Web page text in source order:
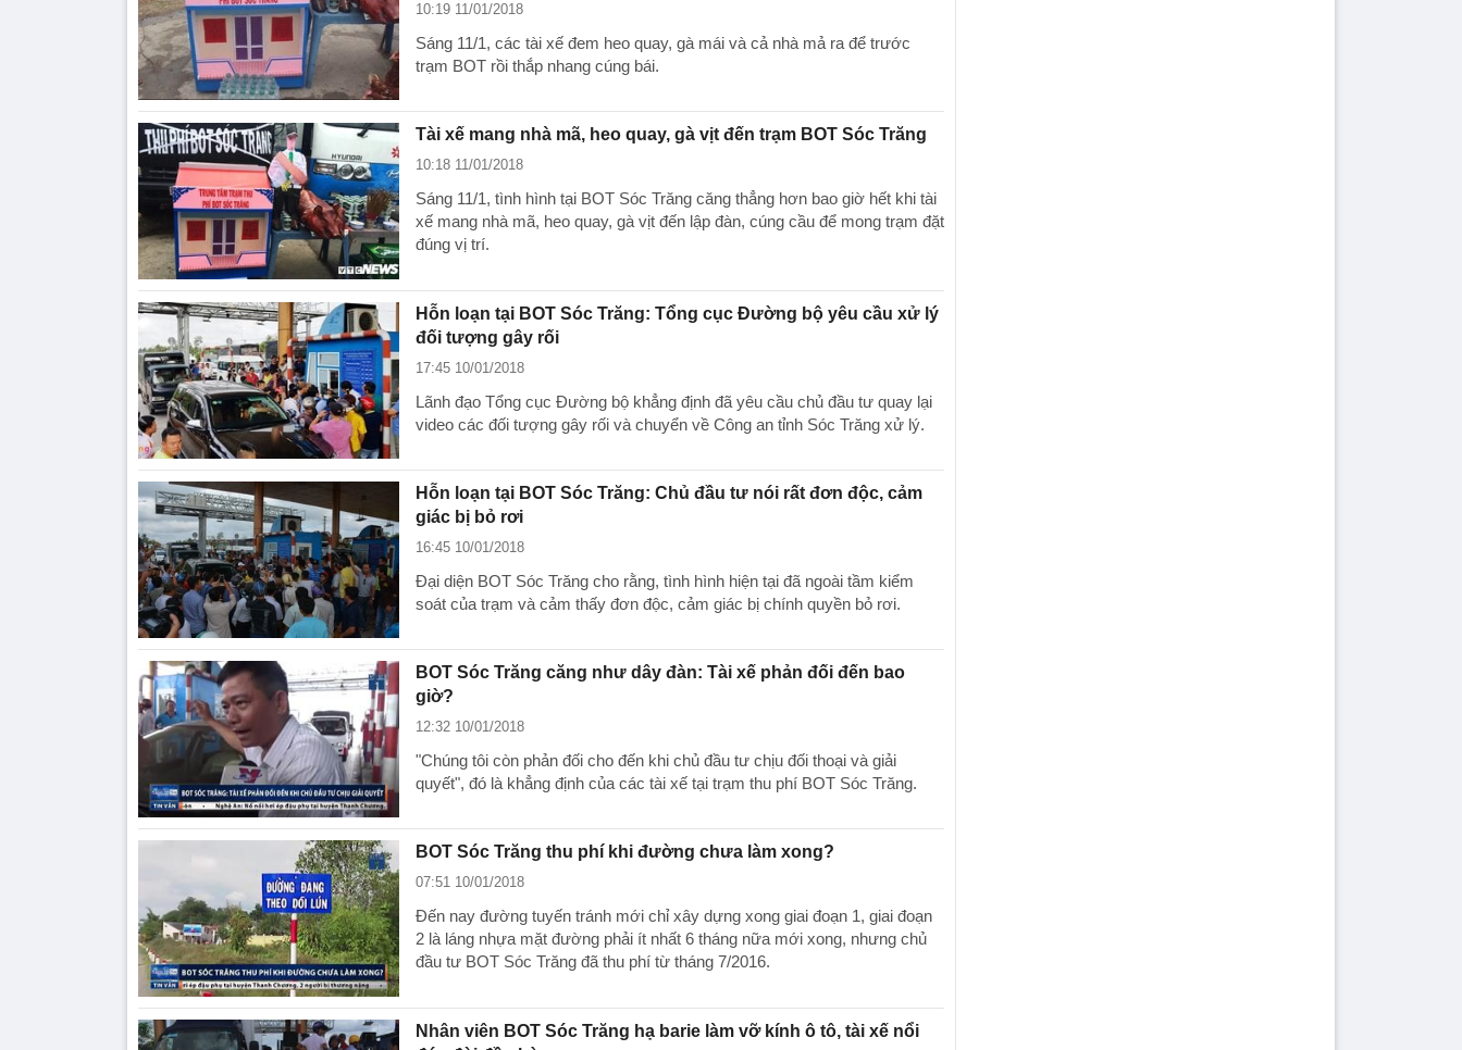
10:19 11/01/2018
Sáng 11/1, các tài xế đem heo quay, gà mái và cả nhà mả ra để trước
trạm BOT rồi thắp nhang cúng bái.
Tài xế mang nhà mã, heo quay, gà vịt đến trạm BOT Sóc Trăng
10:18 11/01/2018
Sáng 11/1, tình hình tại BOT Sóc Trăng căng thẳng hơn bao giờ hết khi tài
xế mang nhà mã, heo quay, gà vịt đến lập đàn, cúng cầu để mong trạm đặt
đúng vị trí.
Hỗn loạn tại BOT Sóc Trăng: Tổng cục Đường bộ yêu cầu xử lý
đối tượng gây rối
17:45 10/01/2018
Lãnh đạo Tổng cục Đường bộ khẳng định đã yêu cầu chủ đầu tư quay lại
video các đối tượng gây rối và chuyển về Công an tỉnh Sóc Trăng xử lý.
Hỗn loạn tại BOT Sóc Trăng: Chủ đầu tư nói rất đơn độc, cảm
giác bị bỏ rơi
16:45 10/01/2018
Đại diện BOT Sóc Trăng cho rằng, tình hình hiện tại đã ngoài tầm kiểm
soát của trạm và cảm thấy đơn độc, cảm giác bị chính quyền bỏ rơi.
BOT Sóc Trăng căng như dây đàn: Tài xế phản đối đến bao
giờ?
12:32 10/01/2018
"Chúng tôi còn phản đối cho đến khi chủ đầu tư chịu đối thoại và giải
quyết", đó là khẳng định của các tài xế tại trạm thu phí BOT Sóc Trăng.
BOT Sóc Trăng thu phí khi đường chưa làm xong?
07:51 10/01/2018
Đến nay đường tuyến tránh mới chỉ xây dựng xong giai đoạn 1, giai đoạn
2 là láng nhựa mặt đường phải ít nhất 6 tháng nữa mới xong, nhưng chủ
đầu tư BOT Sóc Trăng đã thu phí từ tháng 7/2016.
Nhân viên BOT Sóc Trăng hạ barie làm vỡ kính ô tô, tài xế nổi